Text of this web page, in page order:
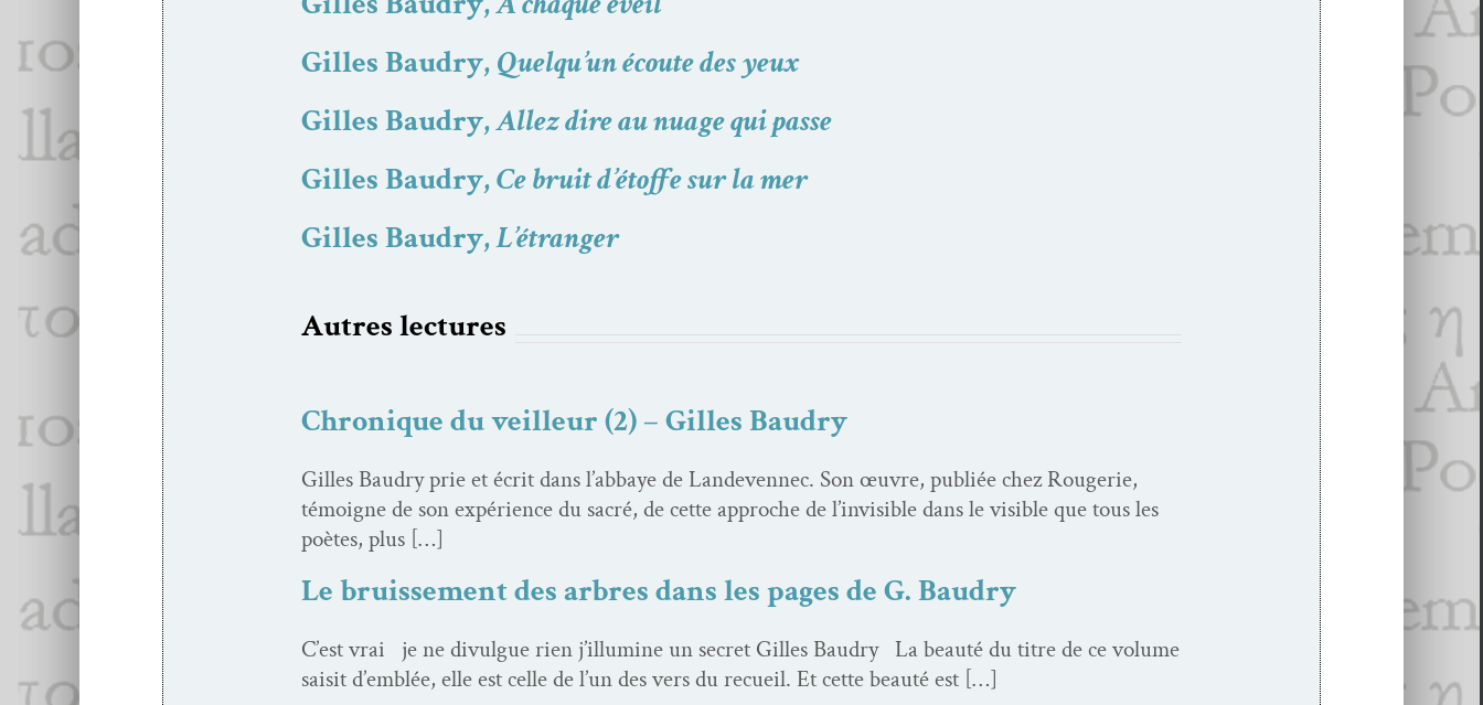
Gilles Baudry,Quelqu’un écoute des yeux
Gilles Baudry,Allez dire au nuage qui passe
Gilles Baudry,Ce bruit d’étoffe sur la mer
Gilles Baudry,L’étranger
Autres lec­tures
Chronique du veilleur (2) – Gilles Baudry
Gilles Baudry prie et écrit dans l’abbaye de Lan­de­ven­nec. Son œuvre, pub­liée chez Rougerie,
témoigne de son expéri­ence du sacré, de cette approche de l’invisible dans le vis­i­ble que tous les
poètes, plus […]
Le bruissement des arbres dans les pages de G. Baudry
C’est vrai je ne divulgue rien j’illumine un secret Gilles Baudry La beauté du titre de ce vol­ume
saisit d’emblée, elle est celle de l’un des vers du recueil. Et cette beauté est […]